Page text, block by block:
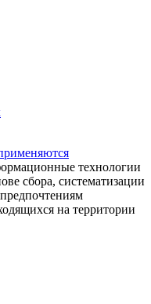
технологии
сбора, систематизации
на территории